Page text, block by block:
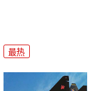
最热